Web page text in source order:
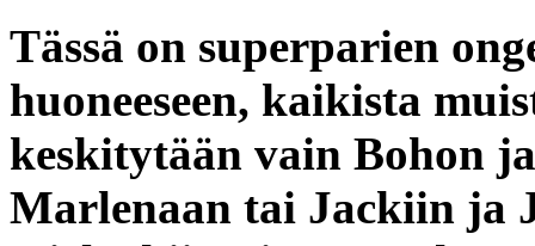
Tässä on superparien
huoneeseen, kaikista
keskitytään vain Bohon
Marlenaan tai Jackiin ja